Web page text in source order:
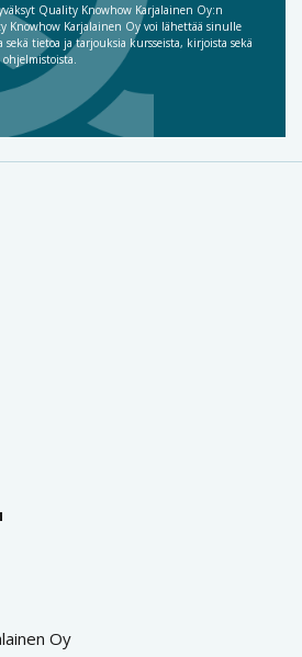
Quality Knowhow Karjalainen Oy:n
Knowhow Karjalainen Oy voi lähettää sinulle
tietoa ja tarjouksia kursseista, kirjoista sekä
ohjelmistoista.
Oy